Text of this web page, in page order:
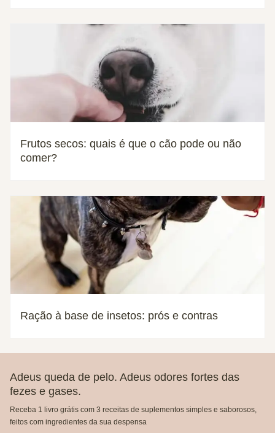
Frutos secos: quais é que o cão pode ou não
comer?
Ração à base de insetos: prós e contras
Adeus queda de pelo. Adeus odores fortes das
fezes e gases.
Receba 1 livro grátis com 3 receitas de suplementos simples e saborosos,
feitos com ingredientes da sua despensa